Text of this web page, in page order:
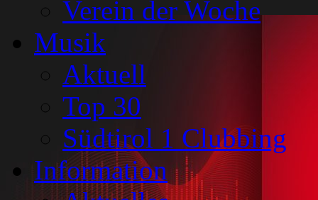
Verein der Woche
Musik
Aktuell
Top 30
Südtirol 1 Clubbing
Information